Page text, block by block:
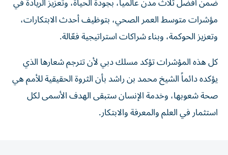
مؤشرات متوسط العمر الصحي، بتوظيف أحدث الابتكارات،
وتعزيز الحوكمة، وبناء شراكات استراتيجية فعّالة.
كل هذه المؤشرات تؤكد مسلك دبي لأن تترجم شعارها الذي
يؤكده دائماً الشيخ محمد بن راشد بأن الثروة الحقيقية للأمم هي
صحة شعوبها، وخدمة الإنسان ستبقى الهدف الأسمى لكل
استثمار في العلم والمعرفة والابتكار.